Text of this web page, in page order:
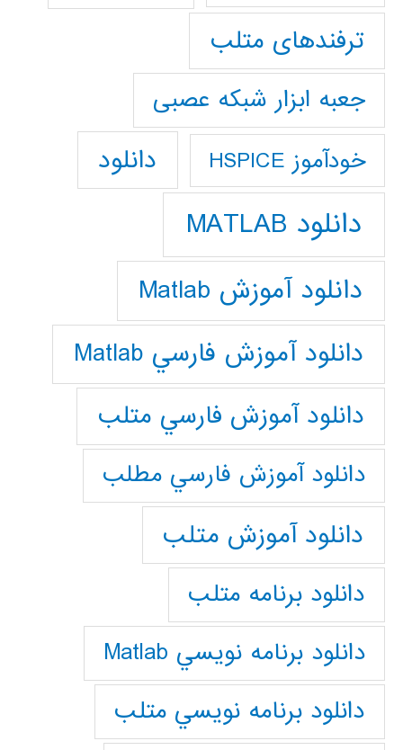
ترفندهای متلب
جعبه ابزار شبکه عصبی
خودآموز HSPICE دانلود
دانلود MATLAB
دانلود آموزش Matlab
دانلود آموزش فارسي Matlab
دانلود آموزش فارسي متلب
دانلود آموزش فارسي مطلب
دانلود آموزش متلب
دانلود برنامه متلب
دانلود برنامه نويسي Matlab
دانلود برنامه نويسي متلب